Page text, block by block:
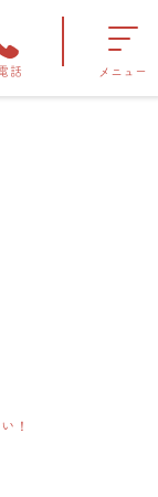
話 メニュー
！